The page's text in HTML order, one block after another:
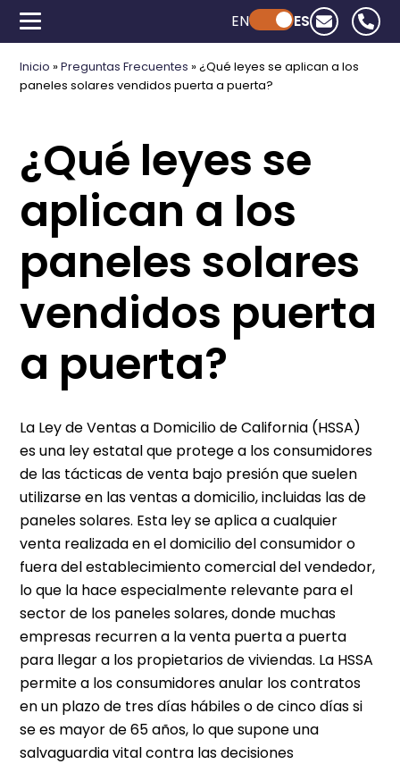
Powered by ChatGPT
EN ES
Inicio »Preguntas Frecuentes »¿Qué leyes se aplican a los
paneles solares vendidos puerta a puerta?
¿Qué leyes se
aplican a los
paneles solares
vendidos puerta
a puerta?
La Ley de Ventas a Domicilio de California (HSSA)
es una ley estatal que protege a los consumidores
de las tácticas de venta bajo presión que suelen
utilizarse en las ventas a domicilio, incluidas las de
paneles solares. Esta ley se aplica a cualquier
venta realizada en el domicilio del consumidor o
fuera del establecimiento comercial del vendedor,
lo que la hace especialmente relevante para el
sector de los paneles solares, donde muchas
empresas recurren a la venta puerta a puerta
para llegar a los propietarios de viviendas. La HSSA
permite a los consumidores anular los contratos
en un plazo de tres días hábiles o de cinco días si
se es mayor de 65 años, lo que supone una
salvaguardia vital contra las decisiones